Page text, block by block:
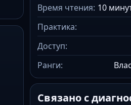
Время чтения: 10
Практика:
Доступ:
Ранги:
Связано с